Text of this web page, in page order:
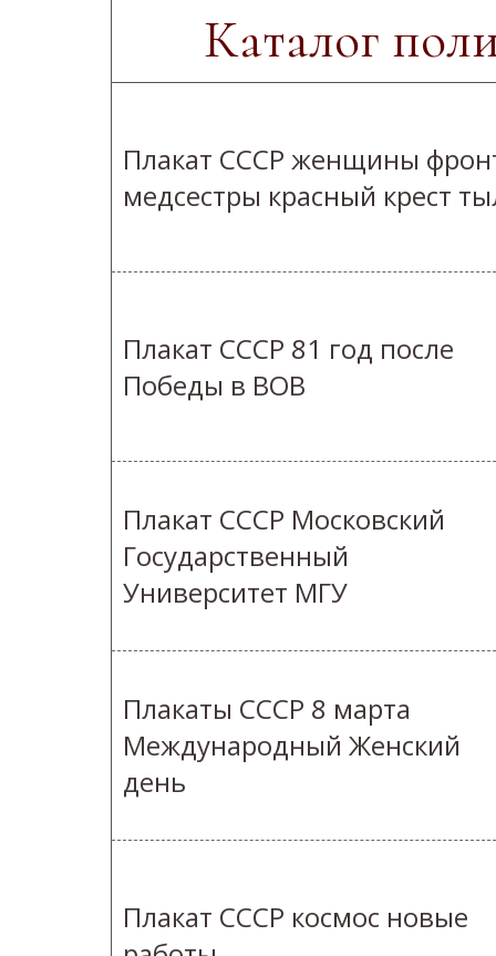
Каталог
Плакат СССР женщины
медсестры красный крест
Плакат СССР 81 год после
Победы в ВОВ
Плакат СССР Московский
Государственный
Университет МГУ
Плакаты СССР 8 марта
Международный Женский
день
Плакат СССР космос новые